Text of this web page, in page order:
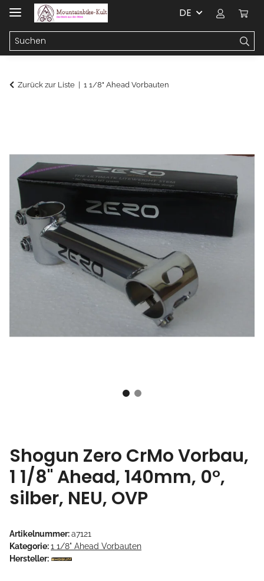
DE
Zurück zur Liste 1 1/8" Ahead Vorbauten
Shogun Zero CrMo Vorbau,
1 1/8" Ahead, 140mm, 0°,
silber, NEU, OVP
Artikelnummer:a7121
Kategorie:1 1/8" Ahead Vorbauten
Hersteller: